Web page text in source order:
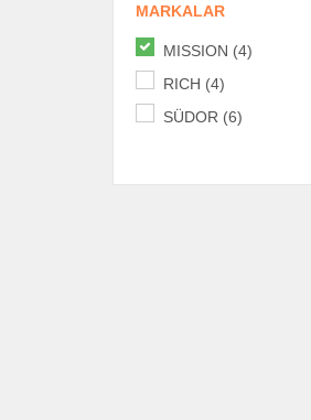
MARKALAR
MISSION (4)
RICH (4)
SÜDOR (6)